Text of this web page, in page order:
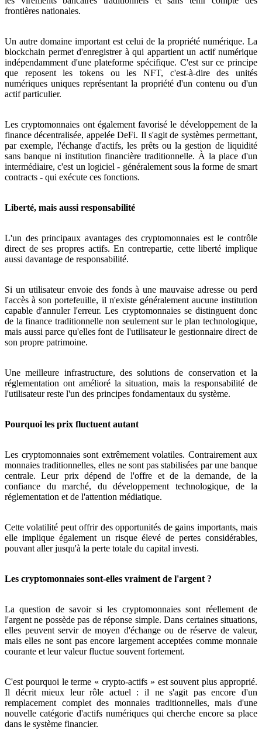
frontières nationales.
Un autre domaine important est celui de la propriété numérique. La
blockchain permet d'enregistrer à qui appartient un actif numérique
indépendamment d'une plateforme spécifique. C'est sur ce principe
que reposent les tokens ou les NFT, c'est-à-dire des unités
numériques uniques représentant la propriété d'un contenu ou d'un
actif particulier.
Les cryptomonnaies ont également favorisé le développement de la
finance décentralisée, appelée DeFi. Il s'agit de systèmes permettant,
par exemple, l'échange d'actifs, les prêts ou la gestion de liquidité
sans banque ni institution financière traditionnelle. À la place d'un
intermédiaire, c'est un logiciel - généralement sous la forme de smart
contracts - qui exécute ces fonctions.
Liberté, mais aussi responsabilité
L'un des principaux avantages des cryptomonnaies est le contrôle
direct de ses propres actifs. En contrepartie, cette liberté implique
aussi davantage de responsabilité.
Si un utilisateur envoie des fonds à une mauvaise adresse ou perd
l'accès à son portefeuille, il n'existe généralement aucune institution
capable d'annuler l'erreur. Les cryptomonnaies se distinguent donc
de la finance traditionnelle non seulement sur le plan technologique,
mais aussi parce qu'elles font de l'utilisateur le gestionnaire direct de
son propre patrimoine.
Une meilleure infrastructure, des solutions de conservation et la
réglementation ont amélioré la situation, mais la responsabilité de
l'utilisateur reste l'un des principes fondamentaux du système.
Pourquoi les prix fluctuent autant
Les cryptomonnaies sont extrêmement volatiles. Contrairement aux
monnaies traditionnelles, elles ne sont pas stabilisées par une banque
centrale. Leur prix dépend de l'offre et de la demande, de la
confiance du marché, du développement technologique, de la
réglementation et de l'attention médiatique.
Cette volatilité peut offrir des opportunités de gains importants, mais
elle implique également un risque élevé de pertes considérables,
pouvant aller jusqu'à la perte totale du capital investi.
Les cryptomonnaies sont-elles vraiment de l'argent ?
La question de savoir si les cryptomonnaies sont réellement de
l'argent ne possède pas de réponse simple. Dans certaines situations,
elles peuvent servir de moyen d'échange ou de réserve de valeur,
mais elles ne sont pas encore largement acceptées comme monnaie
courante et leur valeur fluctue souvent fortement.
C'est pourquoi le terme « crypto-actifs » est souvent plus approprié.
Il décrit mieux leur rôle actuel : il ne s'agit pas encore d'un
remplacement complet des monnaies traditionnelles, mais d'une
nouvelle catégorie d'actifs numériques qui cherche encore sa place
dans le système financier.